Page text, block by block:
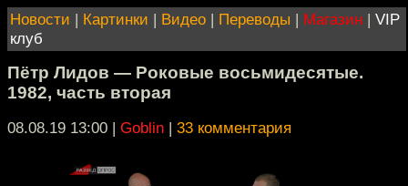
Новости | Картинки | Видео | Переводы | Магазин | VIP
клуб
Пётр Лидов — Роковые восьмидесятые.
1982, часть вторая
08.08.19 13:00 | Goblin | 33 комментария